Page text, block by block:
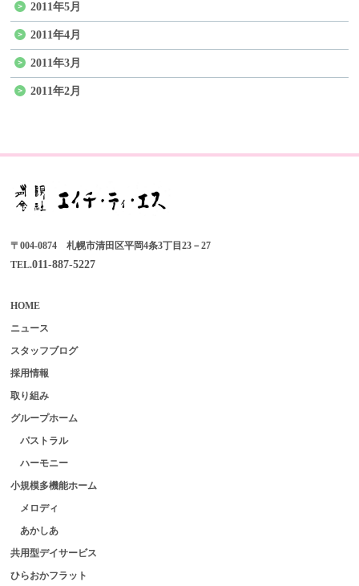
2011年5月
2011年4月
2011年3月
2011年2月
〒004-0874 札幌市清田区平岡4条3丁目23－27
TEL.011-887-5227
HOME
ニュース
スタッフブログ
採用情報
取り組み
グループホーム
パストラル
ハーモニー
小規模多機能ホーム
メロディ
あかしあ
共用型デイサービス
ひらおかフラット